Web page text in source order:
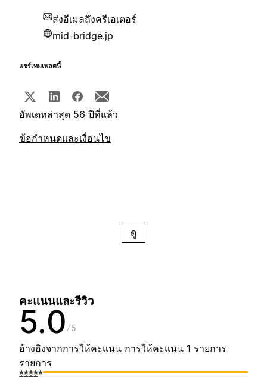
ส่งอีเมลถึงครีเอเตอร์
mid-bridge.jp
แชร์เทมเพลตนี้
อัพเดทล่าสุด 56 ปีที่แล้ว
ข้อกำหนดและเงื่อนไข
ดู
คะแนนและรีวิว
5.0 5
อ้างอิงจากการให้คะแนน การให้คะแนน 1 รายการ
รายการ